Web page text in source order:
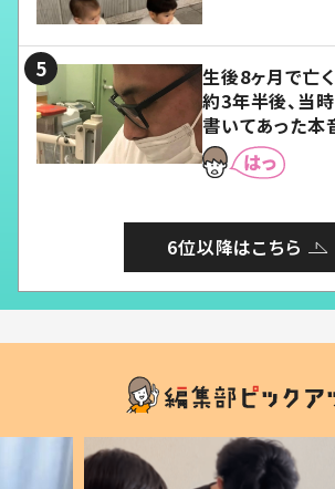
生後8ヶ月で亡
約3年半後、当
書いてあった本
6位以降はこちら